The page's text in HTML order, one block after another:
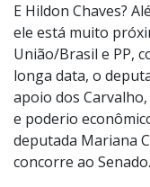
E Hildon Chaves?
ele está muito
União/Brasil e PP,
longa data, o
apoio dos
e poderio
deputada Mariana
concorre ao Senado.